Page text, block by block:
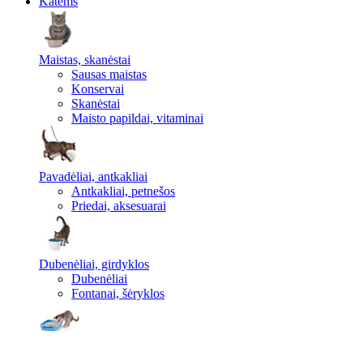
Maistas, skanėstai
Sausas maistas
Konservai
Skanėstai
Maisto papildai, vitaminai
Pavadėliai, antkakliai
Antkakliai, petnešos
Priedai, aksesuarai
Dubenėliai, girdyklos
Dubenėliai
Fontanai, šėryklos